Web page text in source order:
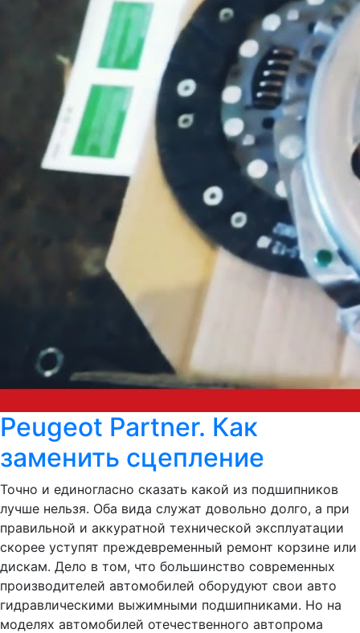
Peugeot Partner. Как
заменить сцепление
Точно и единогласно сказать какой из подшипников
лучше нельзя. Оба вида служат довольно долго, а при
правильной и аккуратной технической эксплуатации
скорее уступят преждевременный ремонт корзине или
дискам. Дело в том, что большинство современных
производителей автомобилей оборудуют свои авто
гидравлическими выжимными подшипниками. Но на
моделях автомобилей отечественного автопрома